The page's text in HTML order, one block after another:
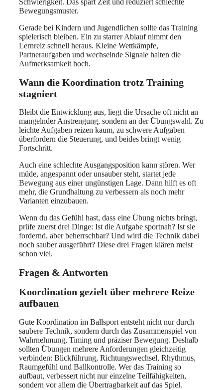
Schwierigkeit. Das spart Zeit und reduziert schlechte
Bewegungsmuster.
Gerade bei Kindern und Jugendlichen sollte das Training
spielerisch bleiben. Ein zu starrer Ablauf nimmt den
Lernreiz schnell heraus. Kleine Wettkämpfe,
Partneraufgaben und wechselnde Signale halten die
Aufmerksamkeit hoch.
Wann die Koordination trotz Training
stagniert
Bleibt die Entwicklung aus, liegt die Ursache oft nicht an
mangelnder Anstrengung, sondern an der Übungswahl. Zu
leichte Aufgaben reizen kaum, zu schwere Aufgaben
überfordern die Steuerung, und beides bringt wenig
Fortschritt.
Auch eine schlechte Ausgangsposition kann stören. Wer
müde, angespannt oder unsauber steht, startet jede
Bewegung aus einer ungünstigen Lage. Dann hilft es oft
mehr, die Grundhaltung zu verbessern als noch mehr
Varianten einzubauen.
Wenn du das Gefühl hast, dass eine Übung nichts bringt,
prüfe zuerst drei Dinge: Ist die Aufgabe sportnah? Ist sie
fordernd, aber beherrschbar? Und wird die Technik dabei
noch sauber ausgeführt? Diese drei Fragen klären meist
schon viel.
Fragen & Antworten
Koordination gezielt über mehrere Reize
aufbauen
Gute Koordination im Ballsport entsteht nicht nur durch
saubere Technik, sondern durch das Zusammenspiel von
Wahrnehmung, Timing und präziser Bewegung. Deshalb
sollten Übungen mehrere Anforderungen gleichzeitig
verbinden: Blickführung, Richtungswechsel, Rhythmus,
Raumgefühl und Ballkontrolle. Wer das Training so
aufbaut, verbessert nicht nur einzelne Teilfähigkeiten,
sondern vor allem die Übertragbarkeit auf das Spiel.